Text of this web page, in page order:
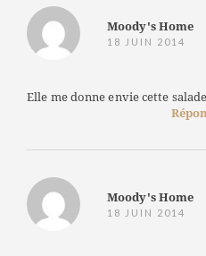
Moody's Home
18 JUIN 2014
Elle me donne envie cette
Moody's Home
18 JUIN 2014